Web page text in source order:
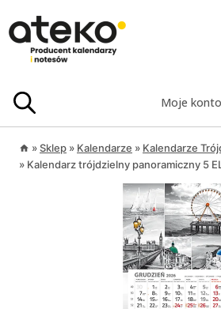
treści
do
treści
Moje konto
»Sklep » Kalendarze » Kalendarze
» Kalendarz trójdzielny panoramiczny 5